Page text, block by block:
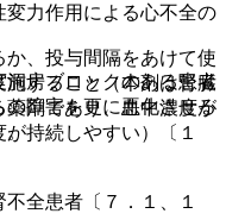
、投与間隔をあけて使
施すること（本剤は腎臓
剤であり、血中濃度が
持続しやすい）〔１
全患者〔７．１、１
力作用による心不全の
房ブロックのある患者
障害を更に悪化させる
。